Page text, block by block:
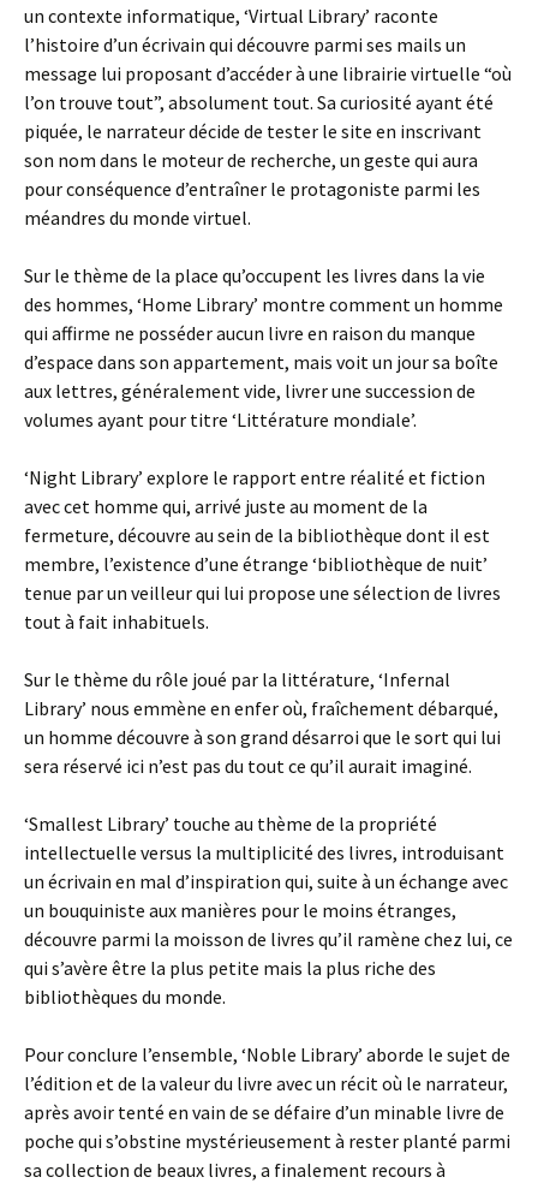
un contexte informatique, ‘Virtual Library’ raconte
l’histoire d’un écrivain qui découvre parmi ses mails un
message lui proposant d’accéder à une librairie virtuelle “où
l’on trouve tout”, absolument tout. Sa curiosité ayant été
piquée, le narrateur décide de tester le site en inscrivant
son nom dans le moteur de recherche, un geste qui aura
pour conséquence d’entraîner le protagoniste parmi les
méandres du monde virtuel.
Sur le thème de la place qu’occupent les livres dans la vie
des hommes, ‘Home Library’ montre comment un homme
qui affirme ne posséder aucun livre en raison du manque
d’espace dans son appartement, mais voit un jour sa boîte
aux lettres, généralement vide, livrer une succession de
volumes ayant pour titre ‘Littérature mondiale’.
‘Night Library’ explore le rapport entre réalité et fiction
avec cet homme qui, arrivé juste au moment de la
fermeture, découvre au sein de la bibliothèque dont il est
membre, l’existence d’une étrange ‘bibliothèque de nuit’
tenue par un veilleur qui lui propose une sélection de livres
tout à fait inhabituels.
Sur le thème du rôle joué par la littérature, ‘Infernal
Library’ nous emmène en enfer où, fraîchement débarqué,
un homme découvre à son grand désarroi que le sort qui lui
sera réservé ici n’est pas du tout ce qu’il aurait imaginé.
‘Smallest Library’ touche au thème de la propriété
intellectuelle versus la multiplicité des livres, introduisant
un écrivain en mal d’inspiration qui, suite à un échange avec
un bouquiniste aux manières pour le moins étranges,
découvre parmi la moisson de livres qu’il ramène chez lui, ce
qui s’avère être la plus petite mais la plus riche des
bibliothèques du monde.
Pour conclure l’ensemble, ‘Noble Library’ aborde le sujet de
l’édition et de la valeur du livre avec un récit où le narrateur,
après avoir tenté en vain de se défaire d’un minable livre de
poche qui s’obstine mystérieusement à rester planté parmi
sa collection de beaux livres, a finalement recours à